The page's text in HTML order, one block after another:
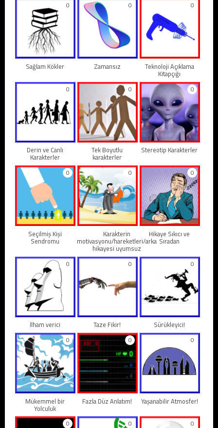
0
Sağlam Kökler
0
Zamansız
0
Teknoloji Açıklama
Kitapçığı
0
Derin ve Canlı
Karakterler
0
Tek Boyutlu
karakterler
0
Stereotip Karakterler
0
Seçilmiş Kişi
Sendromu
0
Karakterin
motivasyonu/hareketleri/arka
hikayesi uyumsuz
0
Hikaye Sıkıcı ve
Sıradan
0
İlham verici
0
Taze Fikir!
0
Sürükleyici!
0
Mükemmel bir
Yolculuk
0
Fazla Düz Anlatım!
0
Yaşanabilir Atmosfer!
0 0 0